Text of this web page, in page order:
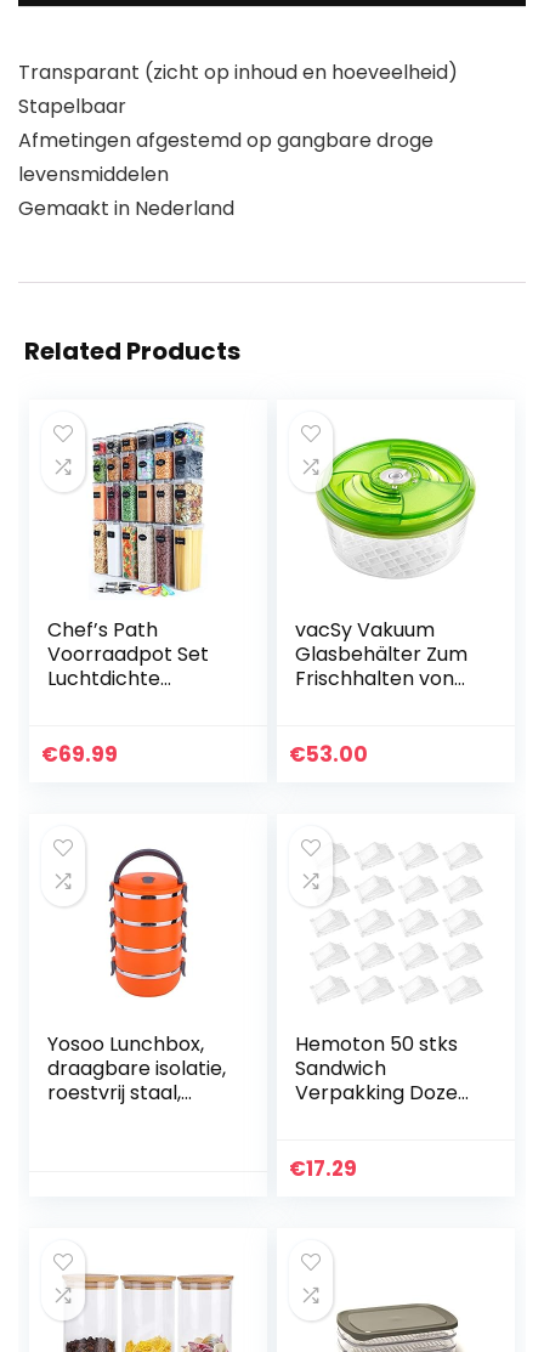
Transparant (zicht op inhoud en hoeveelheid)
Stapelbaar
Afmetingen afgestemd op gangbare droge
levensmiddelen
Gemaakt in Nederland
Related Products
Chef’s Path
Voorraadpot Set
Luchtdichte
Voorraadpotten &
€69.99
vacSy Vakuum
Glasbehälter Zum
Frischhalten von
mit 3,3 Liter
€53.00
Yosoo Lunchbox,
draagbare isolatie,
roestvrij staal,
Hemoton 50 stks
Sandwich
Verpakking Dozen
Driehoek Dozen
€17.29